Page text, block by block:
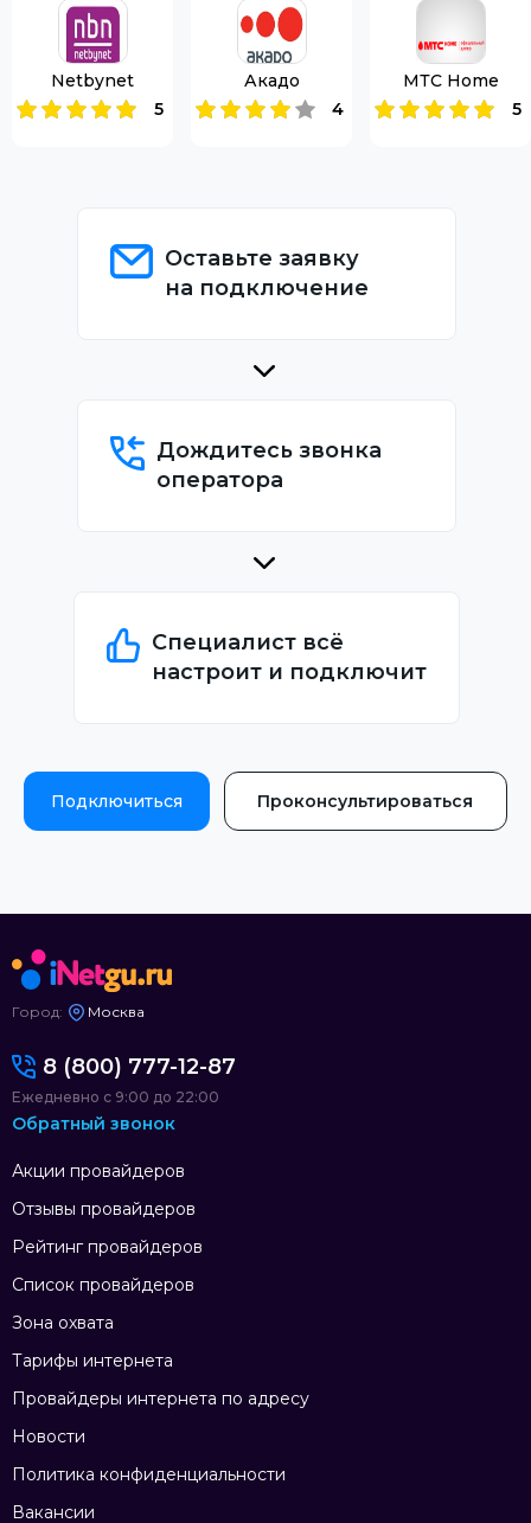
Netbynet
5
Акадо
4
МТС Home
5
Оставьте заявку
на подключение
Дождитесь звонка
оператора
Специалист всё
настроит и подключит
Подключиться Проконсультироваться
Город: Москва
Акции провайдеров
Отзывы провайдеров
Рейтинг провайдеров
Список провайдеров
Зона охвата
Тарифы интернета
Провайдеры интернета по адресу
Новости
Политика конфиденциальности
Вакансии
8 (800) 777-12-87
Ежедневно с 9:00 до 22:00
Обратный звонок